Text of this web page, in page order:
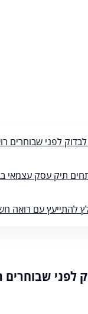
תיק עסק עצמאי
להתייעץ עם רואה
לפני שבוחרים